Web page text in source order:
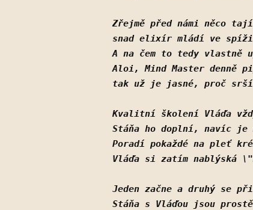
Zřejmě před námi něco
snad elixír mládí ve
A na čem to tedy vlastně
Aloi, Mind Master denně
tak už je jasné, proč
Kvalitní školení Vláďa
Stáňa ho doplní, navíc je
Poradí pokaždé na pleť
Vláďa si zatím nablýská
Jeden začne a druhý se
Stáňa s Vláďou jsou